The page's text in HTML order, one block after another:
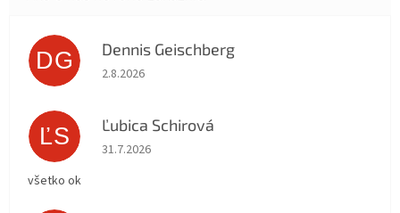
DG Dennis Geischberg
Hodnotenie obchodu je 5 z 5 hviezdičiek.
2.8.2026
ĽS Ľubica Schirová
Hodnotenie obchodu je 5 z 5 hviezdičiek.
31.7.2026
všetko ok